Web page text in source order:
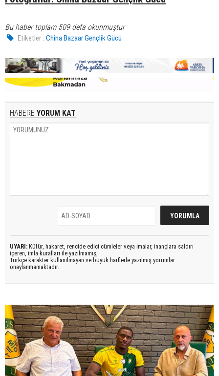
Bu haber toplam 509 defa okunmuştur
Etiketler : China Bazaar Gençlik Gücü
HABERE YORUM KAT
UYARI: Küfür, hakaret, rencide edici cümleler veya imalar, inançlara saldırı
içeren, imla kuralları ile yazılmamış,
Türkçe karakter kullanılmayan ve büyük harflerle yazılmış yorumlar
onaylanmamaktadır.